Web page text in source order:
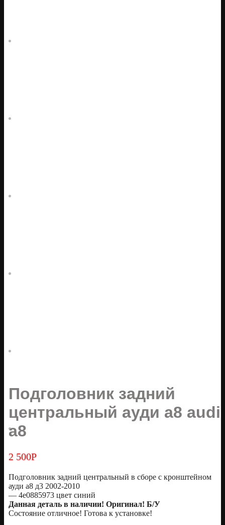
Подголовник задний
центральный ауди а8 audi
a8
2 500Р
Подголовник задний центральный в сборе с кронштейном
ауди а8 д3 2002-2010
— 4e0885973 цвет синий
Данная деталь в наличии! Оригинал! Б/У
Состояние отличное! Готова к установке!